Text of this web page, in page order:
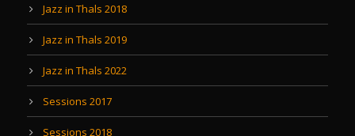
Jazz in Thals 2018
Jazz in Thals 2019
Jazz in Thals 2022
Sessions 2017
Sessions 2018